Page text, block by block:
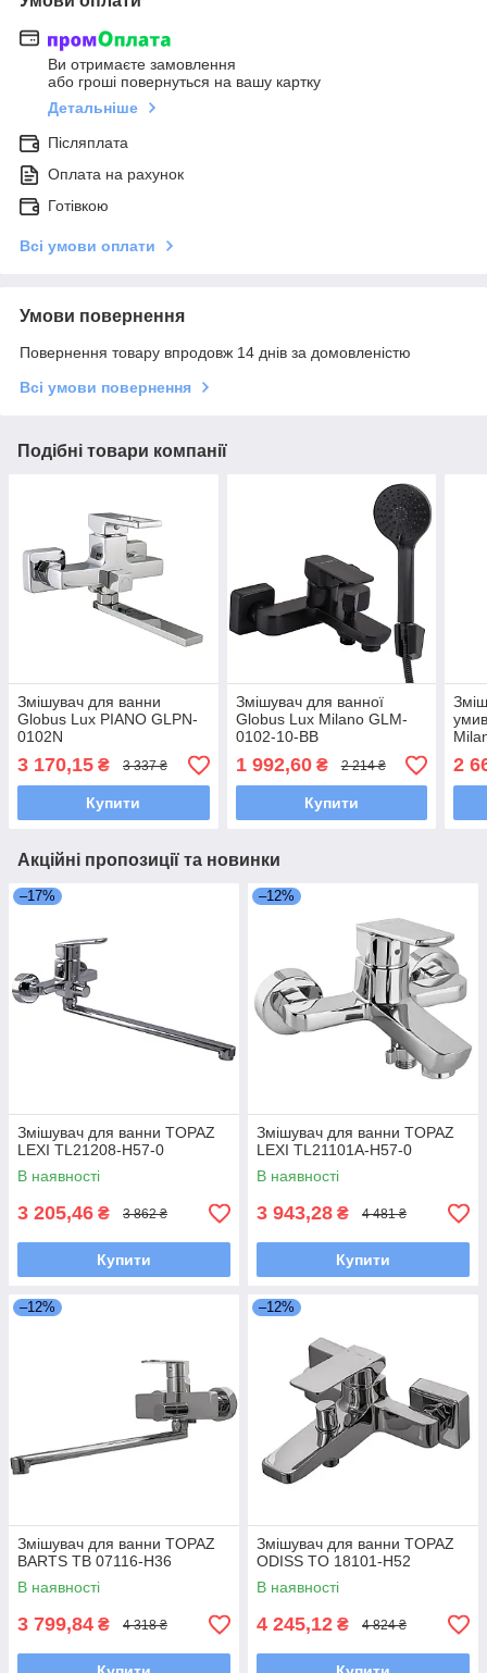
Ви отримаєте замовлення
або гроші повернуться на вашу картку
Детальніше
Післяплата
Оплата на рахунок
Готівкою
Всі умови оплати
Умови повернення
Повернення товару впродовж 14 днів за домовленістю
Всі умови повернення
Подібні товари компанії
Змішувач для ванни
Globus Lux PIANO GLPN-
0102N
3 170,15 ₴ 3 337 ₴
Купити
Змішувач для ванної
Globus Lux Milano GLM-
0102-10-BB
1 992,60₴ 2 214 ₴
Купити
2
Акційні пропозиції та новинки
–17%
Змішувач для ванни TOPAZ
LEXI TL21208-H57-0
В наявності
3 205,46 ₴ 3 862 ₴
Купити
–12%
Змішувач для ванни TOPAZ
LEXI TL21101A-H57-0
В наявності
3 943,28 ₴ 4 481 ₴
Купити
–12%
Змішувач для ванни TOPAZ
BARTS TB 07116-H36
В наявності
3 799,84 ₴ 4 318 ₴
–12%
Змішувач для ванни TOPAZ
ODISS TO 18101-H52
В наявності
4 245,12 ₴ 4 824 ₴